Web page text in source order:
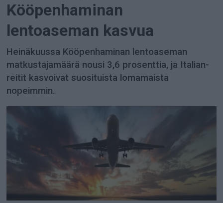
Kööpenhaminan
lentoaseman kasvua
Heinäkuussa Kööpenhaminan lentoaseman
matkustajamäärä nousi 3,6 prosenttia, ja Italian-
reitit kasvoivat suosituista lomamaista
nopeimmin.